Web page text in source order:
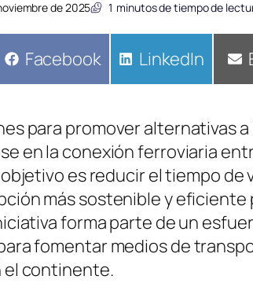
de 2025 1 minutos de tiempo de
Compartir
Facebook Compartir
LinkedIn
para promover alternativas
en la conexión ferroviaria
es reducir el tiempo de
más sostenible y
forma parte de un
fomentar medios de
el continente.